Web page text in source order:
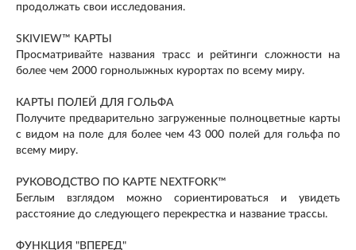
продолжать свои исследования.
SKIVIEW™ КАРТЫ
Просматривайте названия трасс и рейтинги сложности на
более чем 2000 горнолыжных курортах по всему миру.
КАРТЫ ПОЛЕЙ ДЛЯ ГОЛЬФА
Получите предварительно загруженные полноцветные карты
с видом на поле для более чем 43 000 полей для гольфа по
всему миру.
РУКОВОДСТВО ПО КАРТЕ NEXTFORK™
Беглым взглядом можно сориентироваться и увидеть
расстояние до следующего перекрестка и название трассы.
ФУНКЦИЯ "ВПЕРЕД"